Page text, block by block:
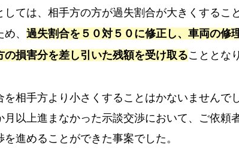
しては、相手方の方が過失割合が大きくするこ
、 過失割合を５０対５０に修正し、車両の修
の損害分を差し引いた残額を受け取ることとな
を相手方より小さくすることはかないませんで
月以上進まなかった示談交渉において、ご依頼
進めることができた事案でした。